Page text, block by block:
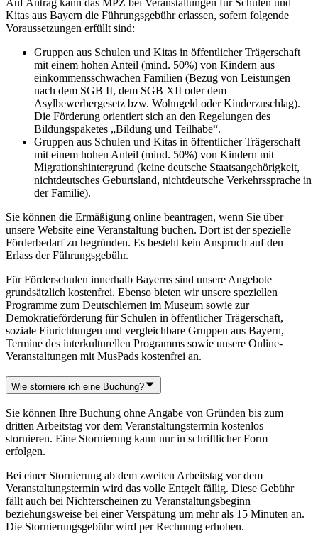
Auf Antrag kann das MPZ bei Veranstaltungen für Schulen und
Kitas aus Bayern die Führungsgebühr erlassen, sofern folgende
Voraussetzungen erfüllt sind:
Gruppen aus Schulen und Kitas in öffentlicher Trägerschaft
mit einem hohen Anteil (mind. 50%) von Kindern aus
einkommensschwachen Familien (Bezug von Leistungen
nach dem SGB II, dem SGB XII oder dem
Asylbewerbergesetz bzw. Wohngeld oder Kinderzuschlag).
Die Förderung orientiert sich an den Regelungen des
Bildungspaketes „Bildung und Teilhabe“.
Gruppen aus Schulen und Kitas in öffentlicher Trägerschaft
mit einem hohen Anteil (mind. 50%) von Kindern mit
Migrationshintergrund (keine deutsche Staatsangehörigkeit,
nichtdeutsches Geburtsland, nichtdeutsche Verkehrssprache in
der Familie).
Sie können die Ermäßigung online beantragen, wenn Sie über
unsere Website eine Veranstaltung buchen. Dort ist der spezielle
Förderbedarf zu begründen. Es besteht kein Anspruch auf den
Erlass der Führungsgebühr.
Für Förderschulen innerhalb Bayerns sind unsere Angebote
grundsätzlich kostenfrei. Ebenso bieten wir unsere speziellen
Programme zum Deutschlernen im Museum sowie zur
Demokratieförderung für Schulen in öffentlicher Trägerschaft,
soziale Einrichtungen und vergleichbare Gruppen aus Bayern,
Termine des interkulturellen Programms sowie unsere Online-
Veranstaltungen mit MusPads kostenfrei an.
Wie storniere ich eine Buchung?
Sie können Ihre Buchung ohne Angabe von Gründen bis zum
dritten Arbeitstag vor dem Veranstaltungstermin kostenlos
stornieren. Eine Stornierung kann nur in schriftlicher Form
erfolgen.
Bei einer Stornierung ab dem zweiten Arbeitstag vor dem
Veranstaltungstermin wird das volle Entgelt fällig. Diese Gebühr
fällt auch bei Nichterscheinen zu Veranstaltungsbeginn
beziehungsweise bei einer Verspätung um mehr als 15 Minuten an.
Die Stornierungsgebühr wird per Rechnung erhoben.